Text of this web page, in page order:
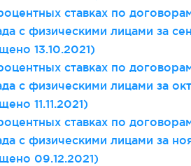
ставках по
с физическими лицами за
13.10.2021)
ставках по
с физическими лицами за
11.11.2021)
ставках по
с физическими лицами за
09.12.2021)